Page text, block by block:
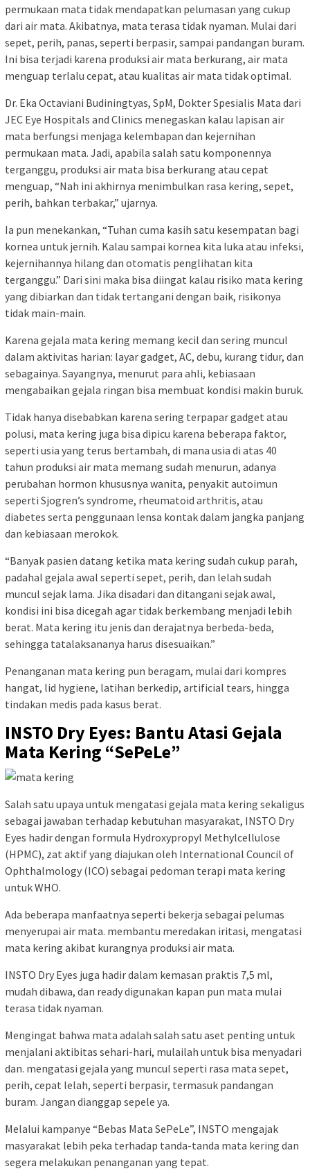
permukaan mata tidak mendapatkan pelumasan yang cukup
dari air mata. Akibatnya, mata terasa tidak nyaman. Mulai dari
sepet, perih, panas, seperti berpasir, sampai pandangan buram.
Ini bisa terjadi karena produksi air mata berkurang, air mata
menguap terlalu cepat, atau kualitas air mata tidak optimal.
Dr. Eka Octaviani Budiningtyas, SpM, Dokter Spesialis Mata dari
JEC Eye Hospitals and Clinics menegaskan kalau lapisan air
mata berfungsi menjaga kelembapan dan kejernihan
permukaan mata. Jadi, apabila salah satu komponennya
terganggu, produksi air mata bisa berkurang atau cepat
menguap, “Nah ini akhirnya menimbulkan rasa kering, sepet,
perih, bahkan terbakar,” ujarnya.
Ia pun menekankan, “Tuhan cuma kasih satu kesempatan bagi
kornea untuk jernih. Kalau sampai kornea kita luka atau infeksi,
kejernihannya hilang dan otomatis penglihatan kita
terganggu.” Dari sini maka bisa diingat kalau risiko mata kering
yang dibiarkan dan tidak tertangani dengan baik, risikonya
tidak main-main.
Karena gejala mata kering memang kecil dan sering muncul
dalam aktivitas harian: layar gadget, AC, debu, kurang tidur, dan
sebagainya. Sayangnya, menurut para ahli, kebiasaan
mengabaikan gejala ringan bisa membuat kondisi makin buruk.
Tidak hanya disebabkan karena sering terpapar gadget atau
polusi, mata kering juga bisa dipicu karena beberapa faktor,
seperti usia yang terus bertambah, di mana usia di atas 40
tahun produksi air mata memang sudah menurun, adanya
perubahan hormon khususnya wanita, penyakit autoimun
seperti Sjogren’s syndrome, rheumatoid arthritis, atau
diabetes serta penggunaan lensa kontak dalam jangka panjang
dan kebiasaan merokok.
“Banyak pasien datang ketika mata kering sudah cukup parah,
padahal gejala awal seperti sepet, perih, dan lelah sudah
muncul sejak lama. Jika disadari dan ditangani sejak awal,
kondisi ini bisa dicegah agar tidak berkembang menjadi lebih
berat. Mata kering itu jenis dan derajatnya berbeda-beda,
sehingga tatalaksananya harus disesuaikan.”
Penanganan mata kering pun beragam, mulai dari kompres
hangat, lid hygiene, latihan berkedip, artificial tears, hingga
tindakan medis pada kasus berat.
INSTO Dry Eyes: Bantu Atasi Gejala
Mata Kering “SePeLe”
Salah satu upaya untuk mengatasi gejala mata kering sekaligus
sebagai jawaban terhadap kebutuhan masyarakat, INSTO Dry
Eyes hadir dengan formula Hydroxypropyl Methylcellulose
(HPMC), zat aktif yang diajukan oleh International Council of
Ophthalmology (ICO) sebagai pedoman terapi mata kering
untuk WHO.
Ada beberapa manfaatnya seperti bekerja sebagai pelumas
menyerupai air mata. membantu meredakan iritasi, mengatasi
mata kering akibat kurangnya produksi air mata.
INSTO Dry Eyes juga hadir dalam kemasan praktis 7,5 ml,
mudah dibawa, dan ready digunakan kapan pun mata mulai
terasa tidak nyaman.
Mengingat bahwa mata adalah salah satu aset penting untuk
menjalani aktibitas sehari-hari, mulailah untuk bisa menyadari
dan. mengatasi gejala yang muncul seperti rasa mata sepet,
perih, cepat lelah, seperti berpasir, termasuk pandangan
buram. Jangan dianggap sepele ya.
Melalui kampanye “Bebas Mata SePeLe”, INSTO mengajak
masyarakat lebih peka terhadap tanda-tanda mata kering dan
segera melakukan penanganan yang tepat.